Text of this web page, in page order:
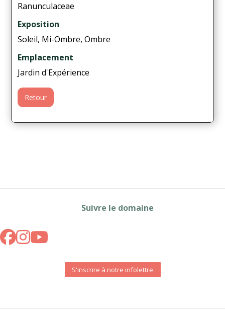
Ranunculaceae
Exposition
Soleil, Mi-Ombre, Ombre
Emplacement
Jardin d'Expérience
Retour
Suivre le domaine
S'inscrire à notre infolettre